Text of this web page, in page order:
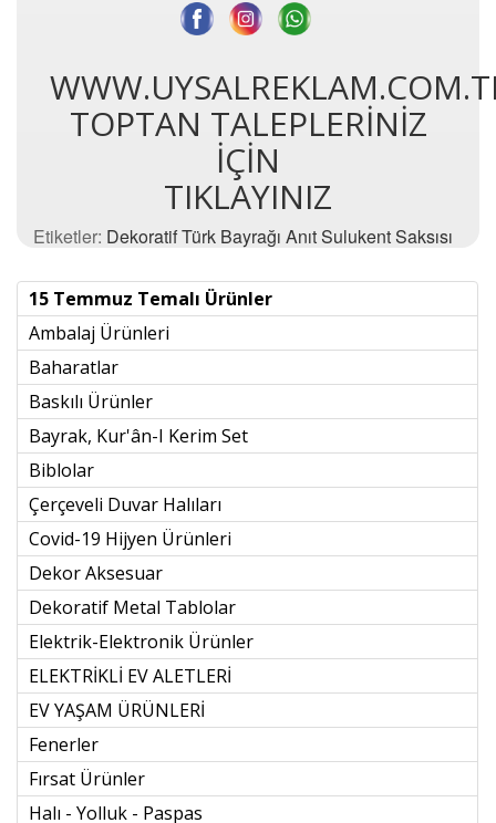
TOPTAN TALEPLERİNİZ
İÇİN
TIKLAYINIZ
Etiketler: Dekoratif Türk Bayrağı Anıt Sulukent Saksısı
15 Temmuz Temalı Ürünler
Ambalaj Ürünleri
Baharatlar
Baskılı Ürünler
Bayrak, Kur'ân-I Kerim Set
Biblolar
Çerçeveli Duvar Halıları
Covid-19 Hijyen Ürünleri
Dekor Aksesuar
Dekoratif Metal Tablolar
Elektrik-Elektronik Ürünler
ELEKTRİKLİ EV ALETLERİ
EV YAŞAM ÜRÜNLERİ
Fenerler
Fırsat Ürünler
Halı - Yolluk - Paspas